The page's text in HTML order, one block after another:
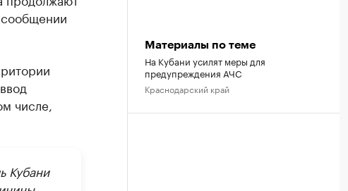
числе,
Кубани
Материалы по теме
На Кубани усилят меры для
предупреждения АЧС
Краснодарский край